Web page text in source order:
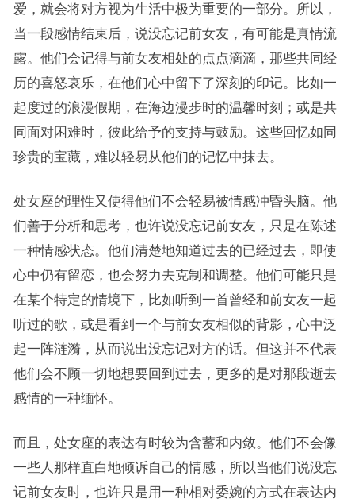
爱，就会将对方视为生活中极为重要的一部分。所以，
当一段感情结束后，说没忘记前女友，有可能是真情流
露。他们会记得与前女友相处的点点滴滴，那些共同经
历的喜怒哀乐，在他们心中留下了深刻的印记。比如一
起度过的浪漫假期，在海边漫步时的温馨时刻；或是共
同面对困难时，彼此给予的支持与鼓励。这些回忆如同
珍贵的宝藏，难以轻易从他们的记忆中抹去。
处女座的理性又使得他们不会轻易被情感冲昏头脑。他
们善于分析和思考，也许说没忘记前女友，只是在陈述
一种情感状态。他们清楚地知道过去的已经过去，即使
心中仍有留恋，也会努力去克制和调整。他们可能只是
在某个特定的情境下，比如听到一首曾经和前女友一起
听过的歌，或是看到一个与前女友相似的背影，心中泛
起一阵涟漪，从而说出没忘记对方的话。但这并不代表
他们会不顾一切地想要回到过去，更多的是对那段逝去
感情的一种缅怀。
而且，处女座的表达有时较为含蓄和内敛。他们不会像
一些人那样直白地倾诉自己的情感，所以当他们说没忘
记前女友时，也许只是用一种相对委婉的方式在表达内